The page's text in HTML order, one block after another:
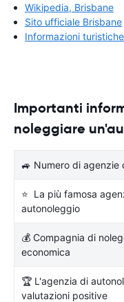
Wikipedia, Brisbane
Sito ufficiale Brisbane
Informazioni
Importanti
noleggiare
🚙 Numero di agenzie
⭐ La più famosa
autonoleggio
💰 Compagnia di
economica
🏆 L'agenzia di
valutazioni positive